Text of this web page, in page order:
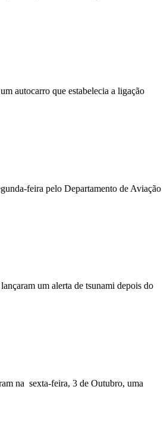
autocarro que estabelecia a ligação
feira pelo Departamento de Aviação
um alerta de tsunami depois do
na sexta-feira, 3 de Outubro, uma